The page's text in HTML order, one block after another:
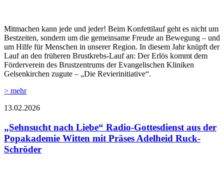
Mitmachen kann jede und jeder! Beim Konfettilauf geht es nicht um
Bestzeiten, sondern um die gemeinsame Freude an Bewegung – und
um Hilfe für Menschen in unserer Region. In diesem Jahr knüpft der
Lauf an den früheren Brustkrebs-Lauf an: Der Erlös kommt dem
Förderverein des Brustzentrums der Evangelischen Kliniken
Gelsenkirchen zugute – „Die Revierinitiative“.
> mehr
13.02.2026
„Sehnsucht nach Liebe“ Radio-Gottesdienst aus der
Popakademie Witten mit Präses Adelheid Ruck-
Schröder